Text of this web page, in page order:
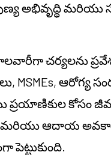
అభివృద్ధి మరియు
చర్యలను
MSMEs, ఆరోగ్య
ప్రయాణికుల కోసం
మరియు ఆదాయ
పెట్టుకుంది.